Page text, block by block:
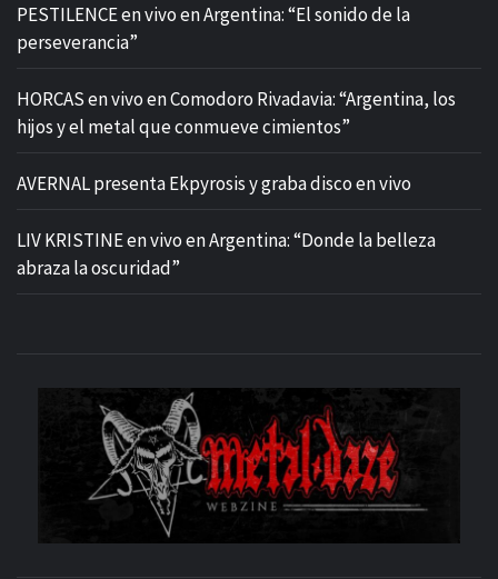
PESTILENCE en vivo en Argentina: “El sonido de la
perseverancia”
HORCAS en vivo en Comodoro Rivadavia: “Argentina, los
hijos y el metal que conmueve cimientos”
AVERNAL presenta Ekpyrosis y graba disco en vivo
LIV KRISTINE en vivo en Argentina: “Donde la belleza
abraza la oscuridad”